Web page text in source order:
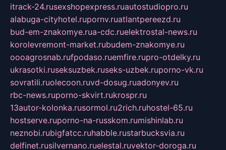
itrack-24.rusexshopexpress.ruautostudiopro.ru
alabuga-cityhotel.rupornv.ruatlantpereezd.ru
bud-em-znakomye.rua-cdc.ruelektrostal-news.ru
korolevremont-market.rubudem-znakomye.ru
oooagrosnab.rufpodaso.ruemfire.rupro-otdelky.ru
ukrasotki.ruseksuzbek.ruseks-uzbek.ruporno-vk.ru
sovratili.ruolecoon.ruvd-dosug.ruadonyev.ru
rbc-news.ruporno-skvirt.rukrospr.ru
13autor-kolonka.rusormol.ru2rich.ruhostel-65.ru
hostserve.ruporno-na-russkom.rumishinlab.ru
neznobi.rubigfatcc.ruhabble.rustarbucksvia.ru
delfinet.rusilvernano.ruelestal.ruvektor-doroga.ru